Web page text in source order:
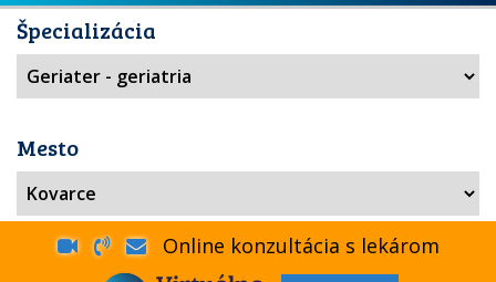
Špecializácia
Mesto
Online konzultácia s lekárom